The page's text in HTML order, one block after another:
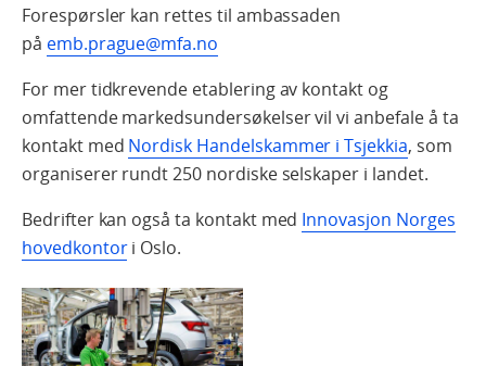
Forespørsler kan rettes til ambassaden
på emb.prague@mfa.no
For mer tidkrevende etablering av kontakt og
omfattende markedsundersøkelser vil vi anbefale å ta
kontakt med Nordisk Handelskammer i Tsjekkia, som
organiserer rundt 250 nordiske selskaper i landet.
Bedrifter kan også ta kontakt med Innovasjon Norges
hovedkontori Oslo.